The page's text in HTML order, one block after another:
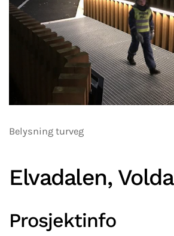
Belysning turveg
Elvadalen, Volda
Prosjektinfo